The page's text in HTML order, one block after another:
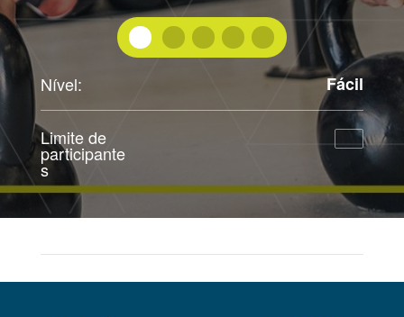
Nível: Fácil
Limite de
participante
s